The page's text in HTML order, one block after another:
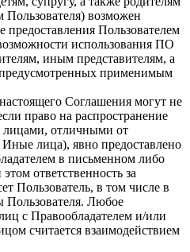
возможен
предоставления Пользователем
использования ПО
иным представителям, а
применимым
Соглашения могут не
право на распространение
отличными от
лица), явно предоставлено
в письменном либо
ответственность за
Пользователь, в том числе в
Пользователя. Любое
с Правообладателем и/или
считается взаимодействием